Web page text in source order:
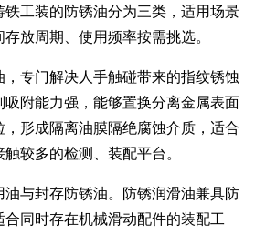
工装的防锈油分为三类，适用场景
放周期、使用频率按需挑选。
专门解决人手触碰带来的指纹锈蚀
附能力强，能够置换分离金属表面
形成隔离油膜隔绝腐蚀介质，适合
较多的检测、装配平台。
与封存防锈油。防锈润滑油兼具防
同时存在机械滑动配件的装配工